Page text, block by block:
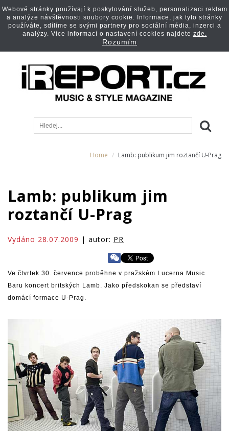
Home Lamb: publikum jim roztančí U-Prag
Lamb: publikum jim
roztančí U-Prag
Vydáno 28.07.2009 | autor: PR
Ve čtvrtek 30. července proběhne v pražském Lucerna Music
Baru koncert britských Lamb. Jako předskokan se představí
domácí formace U-Prag.
Webové stránky používají k poskytování služeb, personalizaci reklam
a analýze návštěvnosti soubory cookie. Informace, jak tyto stránky
používáte, sdílíme se svými partnery pro sociální média, inzerci a
analýzy. Více informací o nastavení cookies najdete zde.
Rozumím